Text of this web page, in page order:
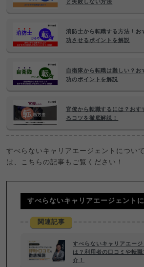
と失敗しない方法
消防士から転職する方法！お
功させるポイントを解説
自衛隊から転職は難しい？お
功のポイントを解説
官僚から転職するには？おす
るコツを徹底解説！
すべらないキャリアエージェントについ
は、こちらの記事もご覧ください！
すべらないキャリアエージェント
関連記事
すべらないキャリアエージ
は？利用者の口コミや転
介！